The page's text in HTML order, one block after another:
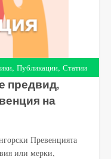
, Публикации, Статии
предвид,
на
Превенцията
или мерки,